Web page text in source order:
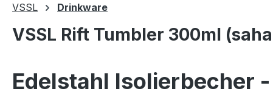
VSSL Drinkware
VSSL Rift Tumbler 300ml
Edelstahl Isolierbecher